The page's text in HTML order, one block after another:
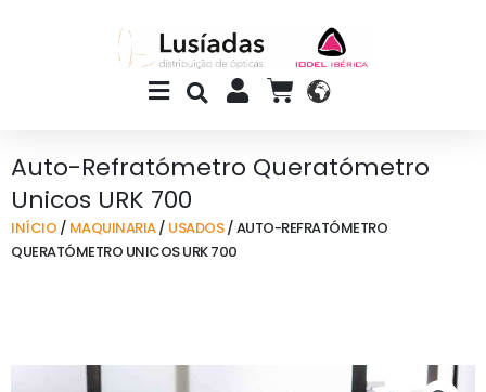
Main
Menu
CART
Auto-Refratómetro Queratómetro
Unicos URK 700
INÍCIO / MAQUINARIA/ USADOS/ AUTO-REFRATÓMETRO
QUERATÓMETRO UNICOS URK 700